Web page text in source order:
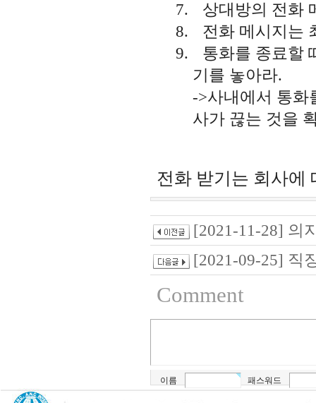
7.
상대방의 전화
8.
전화 메시지는
9.
통화를 종료할
기를 놓아라.
->사내에서 통화
사가 끊는 것을
전화 받기는 회사에
[2021-11-28] 의
[2021-09-25] 직
Comment
이름 패스워드